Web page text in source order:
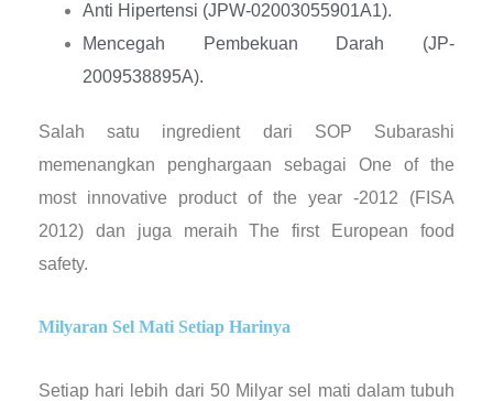
Anti Hipertensi (JPW-02003055901A1).
Mencegah Pembekuan Darah (JP-
2009538895A).
Salah satu ingredient dari SOP Subarashi
memenangkan penghargaan sebagai One of the
most innovative product of the year -2012 (FISA
2012) dan juga meraih The first European food
safety.
Milyaran Sel Mati Setiap Harinya
Setiap hari lebih dari 50 Milyar sel mati dalam tubuh